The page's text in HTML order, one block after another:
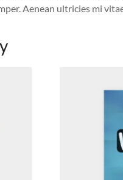
Aenean ultricies mi